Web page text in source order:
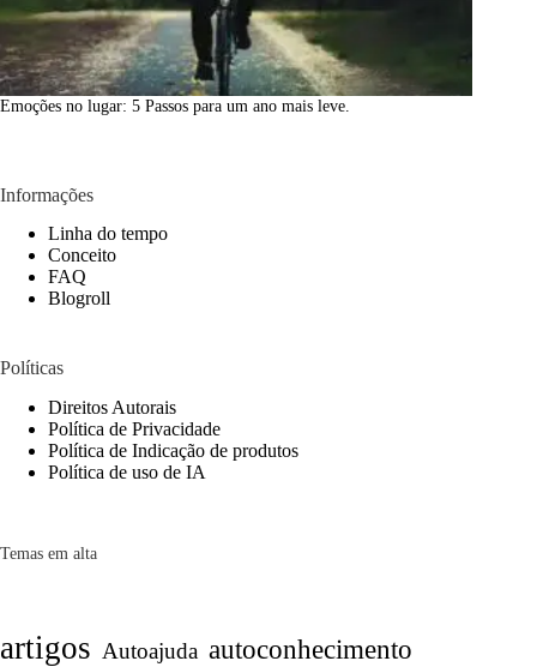
Emoções no lugar: 5 Passos para um ano mais leve.
Informações
Linha do tempo
Conceito
FAQ
Blogroll
Políticas
Direitos Autorais
Política de Privacidade
Política de Indicação de produtos
Política de uso de IA
Temas em alta
artigos Autoajuda autoconhecimento